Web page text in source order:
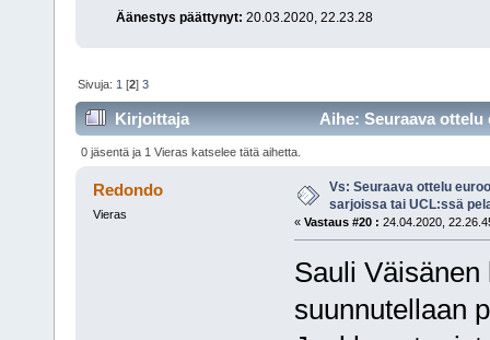
Äänestys päättynyt: 20.03.2020, 22.23.28
Sivuja: 1 [2]3
Kirjoittaja
Aihe: Seuraava ottelu
(Luettu 14889 kertaa)
0 jäsentä ja 1 Vieras katselee tätä aihetta.
Redondo
Vieras
Vs: Seuraava ottelu
sarjoissa tai UCL:ssä
« Vastaus #20 : 24.04.2020,
Sauli
suunnutellaan